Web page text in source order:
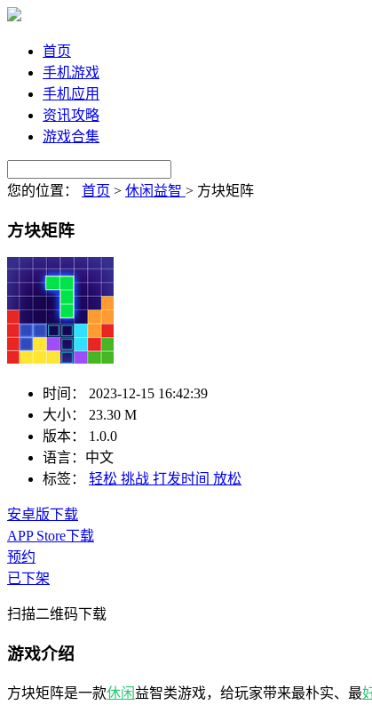
首页
手机游戏
手机应用
资讯攻略
游戏合集
您的位置： 首页 > 休闲益智 > 方块矩阵
方块矩阵
时间：
2023-12-15 16:42:39
大小：
23.30 M
版本：
1.0.0
语言： 中文
标签：
轻松 挑战 打发时间 放松
安卓版下载
APP Store下载
预约
已下架
扫描二维码下载
游戏介绍
方块矩阵是一款休闲 益智类游戏，给玩家带来最朴实、最